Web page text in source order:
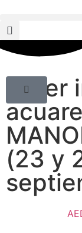
Taller
(23 y